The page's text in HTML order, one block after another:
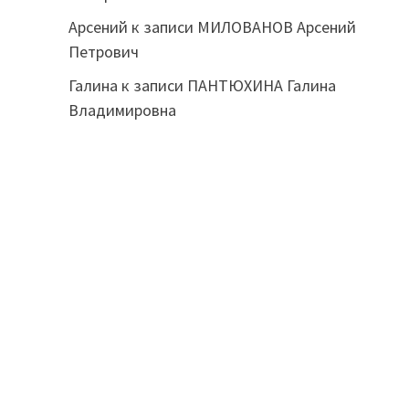
Арсений к записи МИЛОВАНОВ Арсений
Петрович
Галина к записи ПАНТЮХИНА Галина
Владимировна